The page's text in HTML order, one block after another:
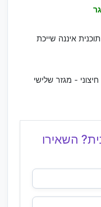
תוכנית איננה שייכת
חיצוני - מגזר שלישי
השאירו